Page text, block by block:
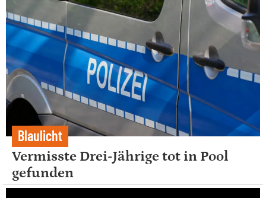
Blaulicht
Vermisste Drei-Jährige tot in Pool
gefunden